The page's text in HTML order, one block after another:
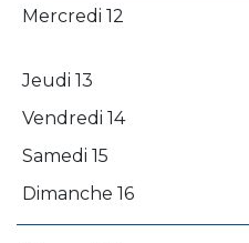
Mercredi 12
Jeudi 13
Vendredi 14
Samedi 15
Dimanche 16